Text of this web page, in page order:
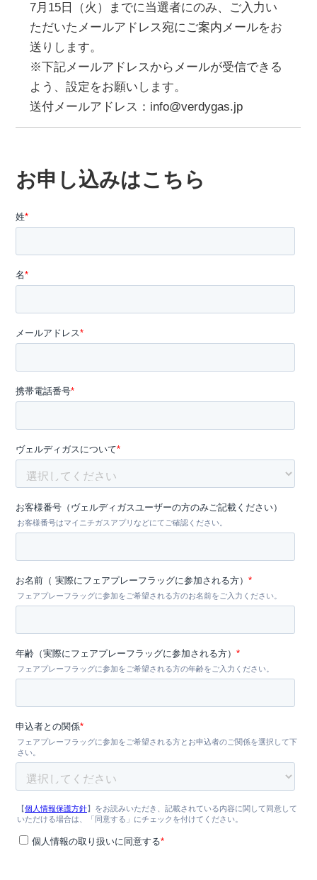
7月15日（火）までに当選者にのみ、ご入力い
ただいたメールアドレス宛にご案内メールをお
送りします。
※下記メールアドレスからメールが受信できる
よう、設定をお願いします。
送付メールアドレス：info@verdygas.jp
お申し込みはこちら